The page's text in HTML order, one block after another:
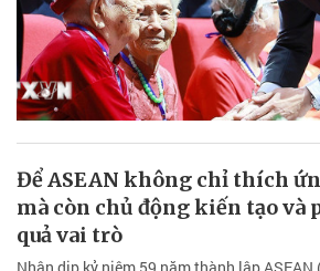
Để ASEAN không chỉ thích
mà còn chủ động kiến tạo và
quả vai trò
Nhân dịp kỷ niệm 59 năm thành lập